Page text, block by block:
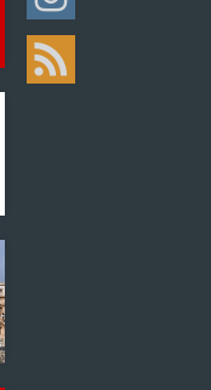
Instagram
Rss